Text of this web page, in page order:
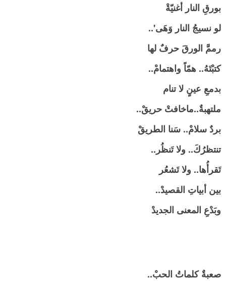
بورقِ النار أغنيّةْ
لو نسيجُ النار وَهَى'..
رممَّ الورقَ حرفٌ لها
كتبْتَهُ.. همّاً واهتمامْ..
بدمعِ عينٍ لا تنام
ملتهبةٌ..ماخافتْ حريقْ..
بردٌ سلامْ.. سَنا الطريقْ
تنتظرُكَ.. ولا تَنظُر..
تَقرأُها.. ولا تَشعُر
بين أبياتِ القصيدْ..
وبَدْعِ المعنى الجديدْ
صعبةٌ كلماتُ الحبْ..